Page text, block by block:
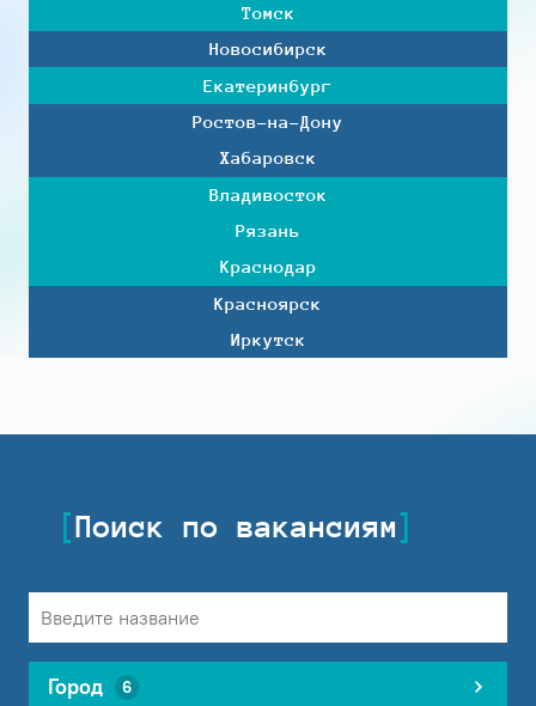
Томск
Новосибирск
Екатеринбург
Ростов-на-Дону
Хабаровск
Владивосток
Рязань
Краснодар
Красноярск
Иркутск
Поиск по вакансиям
Город 6